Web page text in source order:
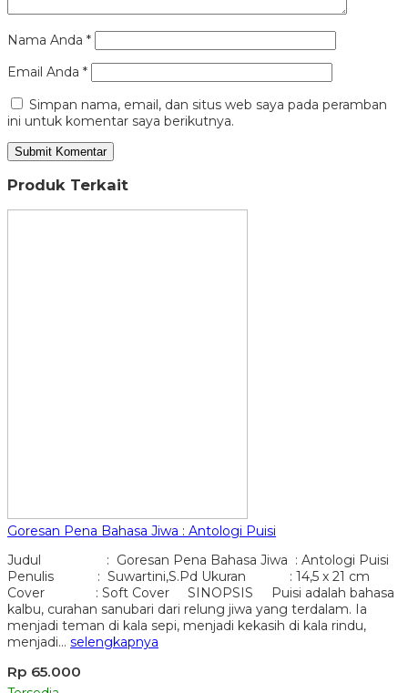
Nama Anda *
Email Anda *
Simpan nama, email, dan situs web saya pada peramban
ini untuk komentar saya berikutnya.
Produk Terkait
Goresan Pena Bahasa Jiwa : Antologi Puisi
Judul : Goresan Pena Bahasa Jiwa : Antologi Puisi
Penulis : Suwartini,S.Pd Ukuran : 14,5 x 21 cm
Cover : Soft Cover SINOPSIS Puisi adalah bahasa
kalbu, curahan sanubari dari relung jiwa yang terdalam. Ia
menjadi teman di kala sepi, menjadi kekasih di kala rindu,
menjadi… selengkapnya
Rp 65.000